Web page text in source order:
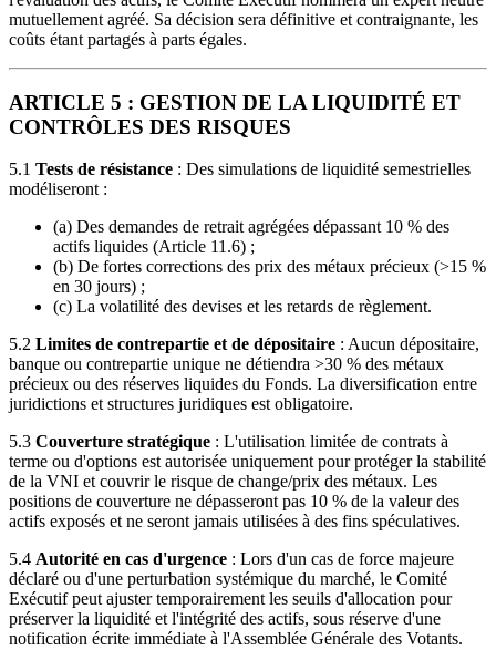
mutuellement agréé. Sa décision sera définitive et contraignante, les
coûts étant partagés à parts égales.
ARTICLE 5 : GESTION DE LA LIQUIDITÉ ET
CONTRÔLES DES RISQUES
5.1 Tests de résistance : Des simulations de liquidité semestrielles
modéliseront :
(a) Des demandes de retrait agrégées dépassant 10 % des
actifs liquides (Article 11.6) ;
(b) De fortes corrections des prix des métaux précieux (>15 %
en 30 jours) ;
(c) La volatilité des devises et les retards de règlement.
5.2 Limites de contrepartie et de dépositaire : Aucun dépositaire,
banque ou contrepartie unique ne détiendra >30 % des métaux
précieux ou des réserves liquides du Fonds. La diversification entre
juridictions et structures juridiques est obligatoire.
5.3 Couverture stratégique : L'utilisation limitée de contrats à
terme ou d'options est autorisée uniquement pour protéger la stabilité
de la VNI et couvrir le risque de change/prix des métaux. Les
positions de couverture ne dépasseront pas 10 % de la valeur des
actifs exposés et ne seront jamais utilisées à des fins spéculatives.
5.4 Autorité en cas d'urgence : Lors d'un cas de force majeure
déclaré ou d'une perturbation systémique du marché, le Comité
Exécutif peut ajuster temporairement les seuils d'allocation pour
préserver la liquidité et l'intégrité des actifs, sous réserve d'une
notification écrite immédiate à l'Assemblée Générale des Votants.